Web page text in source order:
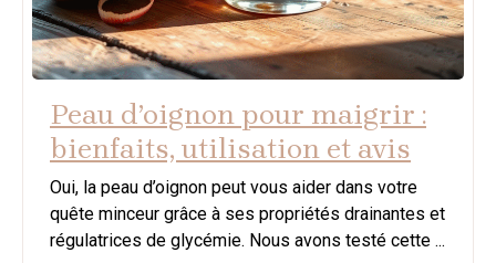
Peau d’oignon pour maigrir :
bienfaits, utilisation et avis
Oui, la peau d’oignon peut vous aider dans votre
quête minceur grâce à ses propriétés drainantes et
régulatrices de glycémie. Nous avons testé cette ...